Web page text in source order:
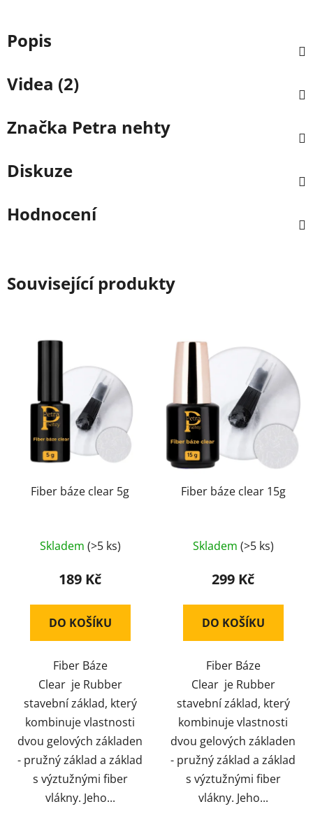
Popis
Videa (2)
Značka Petra nehty
Diskuze
Hodnocení
Související produkty
Fiber báze clear 5g
hodnocení
produktu
5,0
z
hvězdiček.
Skladem (>5 ks)
189 Kč
DO KOŠÍKU
Fiber Báze
Clear je Rubber
stavební základ, který
kombinuje vlastnosti
dvou gelových základen
- pružný základ a základ
s výztužnými fiber
vlákny. Jeho...
Fiber báze clear 15g
hodnocení
produktu
5,0
z
hvězdiček.
Skladem (>5 ks)
299 Kč
DO KOŠÍKU
Fiber Báze
Clear je Rubber
stavební základ, který
kombinuje vlastnosti
dvou gelových základen
- pružný základ a základ
s výztužnými fiber
vlákny. Jeho...